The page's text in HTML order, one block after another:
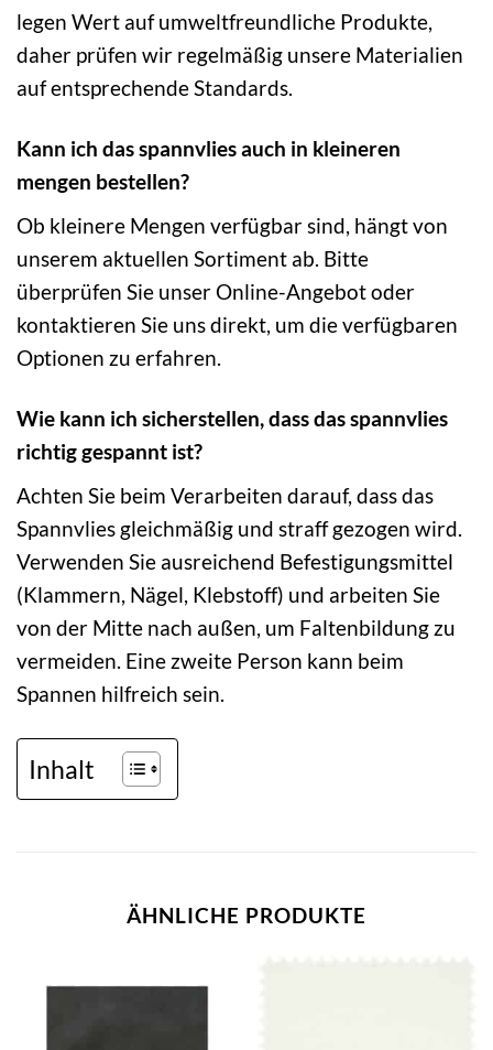
legen Wert auf umweltfreundliche Produkte,
daher prüfen wir regelmäßig unsere Materialien
auf entsprechende Standards.
Kann ich das spannvlies auch in kleineren
mengen bestellen?
Ob kleinere Mengen verfügbar sind, hängt von
unserem aktuellen Sortiment ab. Bitte
überprüfen Sie unser Online-Angebot oder
kontaktieren Sie uns direkt, um die verfügbaren
Optionen zu erfahren.
Wie kann ich sicherstellen, dass das spannvlies
richtig gespannt ist?
Achten Sie beim Verarbeiten darauf, dass das
Spannvlies gleichmäßig und straff gezogen wird.
Verwenden Sie ausreichend Befestigungsmittel
(Klammern, Nägel, Klebstoff) und arbeiten Sie
von der Mitte nach außen, um Faltenbildung zu
vermeiden. Eine zweite Person kann beim
Spannen hilfreich sein.
Inhalt
ÄHNLICHE PRODUKTE